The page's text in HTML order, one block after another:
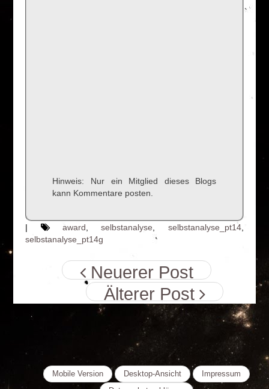
Hinweis: Nur ein Mitglied dieses Blogs
kann Kommentare posten.
| award ,selbstanalyse selbstanalyse_pt14,
selbstanalyse_pt14g
Neuerer Post
Älterer Post
Mobile Version Desktop-Ansicht
Impressum